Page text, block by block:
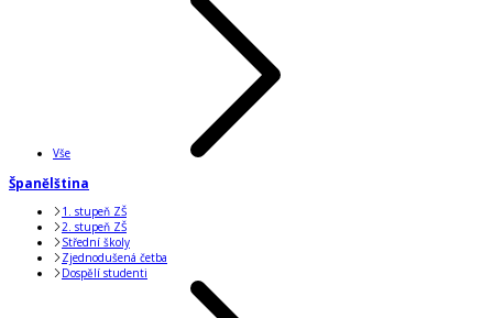
Vše
Španělština
1. stupeň ZŠ
2. stupeň ZŠ
Střední školy
Zjednodušená četba
Dospělí studenti